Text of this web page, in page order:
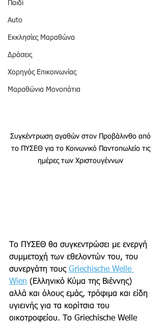
Παιδί
Auto
Εκκλησίες Μαραθώνα
Δράσεις
Χορηγός Επικοινωνίας
Μαραθώνια Μονοπάτια
Συγκέντρωση αγαθών στον Προβάλινθο από
το ΠΥΣΕΘ για το Κοινωνικό Παντοπωλείο τις
ημέρες των Χριστουγέννων
Το ΠΥΣΕΘ θα συγκεντρώσει με ενεργή
συμμετοχή των εθελοντών του, του
συνεργάτη τους Griechische Welle
Wien (Ελληνικό Κύμα της Βιέννης)
αλλά και όλους εμάς, τρόφιμα και είδη
υγιεινής για τα κορίτσια του
οικοτροφείου. Το Griechische Welle